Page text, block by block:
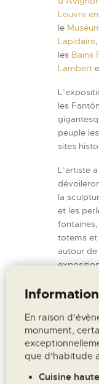
Louvre
le
Lapidaire
les Bains
Lambert
les
peuple
sites
L’artiste
la
et les
totems
autour
une
Carolyn
Information
En raison
monument,
que d'habitude
Cuisine